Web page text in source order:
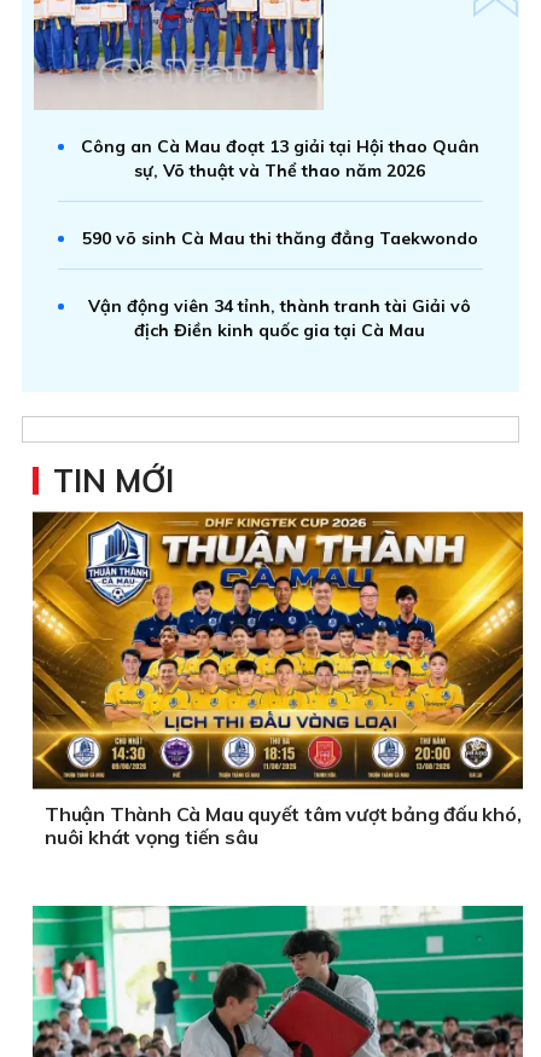
Công an Cà Mau đoạt 13 giải tại Hội thao Quân
sự, Võ thuật và Thể thao năm 2026
590 võ sinh Cà Mau thi thăng đẳng Taekwondo
Vận động viên 34 tỉnh, thành tranh tài Giải vô
địch Điền kinh quốc gia tại Cà Mau
TIN MỚI
Thuận Thành Cà Mau quyết tâm vượt bảng đấu khó,
nuôi khát vọng tiến sâu